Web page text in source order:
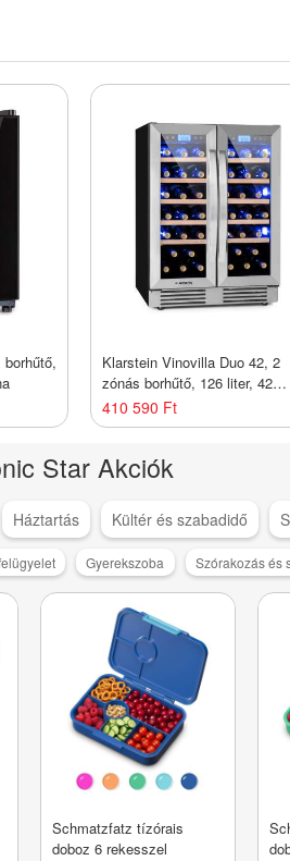
Klarstein Vinovilla Duo 42, 2
zónás borhűtő, 126 liter, 42
palack, 3 színű LED világítás,
üvegajtó
410 590 Ft
Star Akciók
Háztartás Kültér és szabadidő
Gyerekszoba Szórakozás és
Schmatzfatz tízórais
doboz 6 rekesszel